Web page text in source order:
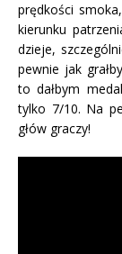
prędkości
kierunku
dzieje,
pewnie jak
to dałbym
tylko 7/10. Na
głów graczy!